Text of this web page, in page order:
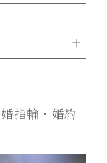
指輪・婚約